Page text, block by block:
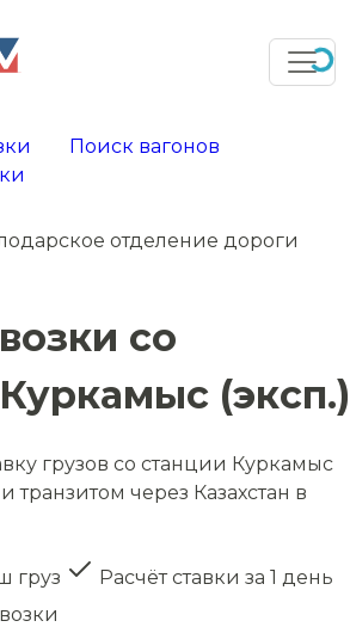
Поиск вагонов
отделение дороги
со
(эксп.)
грузов со станции Куркамыс
транзитом через Казахстан в
груз
Расчёт ставки за 1 день